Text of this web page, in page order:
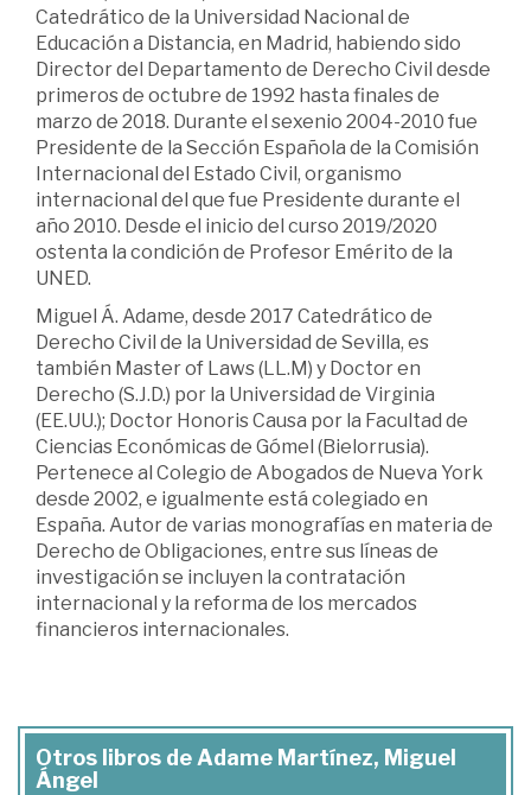
Catedrático de la Universidad Nacional de
Educación a Distancia, en Madrid, habiendo sido
Director del Departamento de Derecho Civil desde
primeros de octubre de 1992 hasta finales de
marzo de 2018. Durante el sexenio 2004-2010 fue
Presidente de la Sección Española de la Comisión
Internacional del Estado Civil, organismo
internacional del que fue Presidente durante el
año 2010. Desde el inicio del curso 2019/2020
ostenta la condición de Profesor Emérito de la
UNED.
Miguel Á. Adame, desde 2017 Catedrático de
Derecho Civil de la Universidad de Sevilla, es
también Master of Laws (LL.M) y Doctor en
Derecho (S.J.D.) por la Universidad de Virginia
(EE.UU.); Doctor Honoris Causa por la Facultad de
Ciencias Económicas de Gómel (Bielorrusia).
Pertenece al Colegio de Abogados de Nueva York
desde 2002, e igualmente está colegiado en
España. Autor de varias monografías en materia de
Derecho de Obligaciones, entre sus líneas de
investigación se incluyen la contratación
internacional y la reforma de los mercados
financieros internacionales.
Otros libros de Adame Martínez, Miguel
Ángel